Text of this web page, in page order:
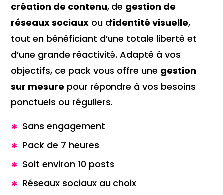
création de contenu, de gestion de
réseaux sociaux ou d’identité visuelle,
tout en bénéficiant d’une totale liberté et
d’une grande réactivité. Adapté à vos
objectifs, ce pack vous offre une gestion
sur mesure pour répondre à vos besoins
ponctuels ou réguliers.
Sans engagement
Pack de 7 heures
Soit environ 10 posts
Réseaux sociaux au choix